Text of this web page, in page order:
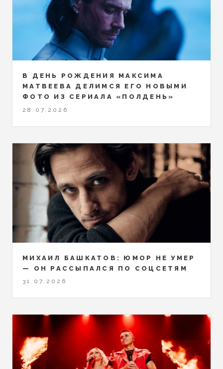
В ДЕНЬ РОЖДЕНИЯ МАКСИМА
МАТВЕЕВА ДЕЛИМСЯ ЕГО НОВЫМИ
ФОТО ИЗ СЕРИАЛА «ПОЛДЕНЬ»
28.07.2026
МИХАИЛ БАШКАТОВ: ЮМОР НЕ УМЕР
— ОН РАССЫПАЛСЯ ПО СОЦСЕТЯМ
31.07.2026